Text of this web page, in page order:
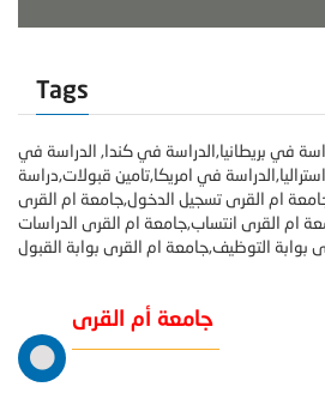
Tags
في بريطانيا,الدراسة في كندا, الدراسة في
في امريكا,تامين قبولات,دراسة
ام القرى تسجيل الدخول,جامعة ام القرى
ام القرى انتساب,جامعة ام القرى الدراسات
بوابة التوظيف,جامعة ام القرى بوابة القبول
جامعة أم القرى